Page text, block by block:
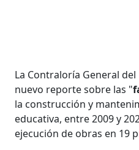
La Contraloría General del
nuevo reporte sobre las "
la construcción y
educativa, entre 2009 y
ejecución de obras en 19